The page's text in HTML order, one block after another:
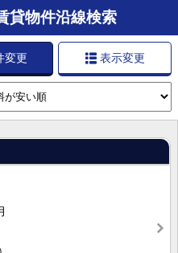
物件沿線検索
変更 表示変更